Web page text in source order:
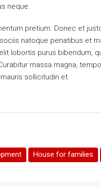
neque.
pretium. Donec et
natoque penatibus et
lobortis purus bibendum,
massa magna,
sollicitudin et.
House for families